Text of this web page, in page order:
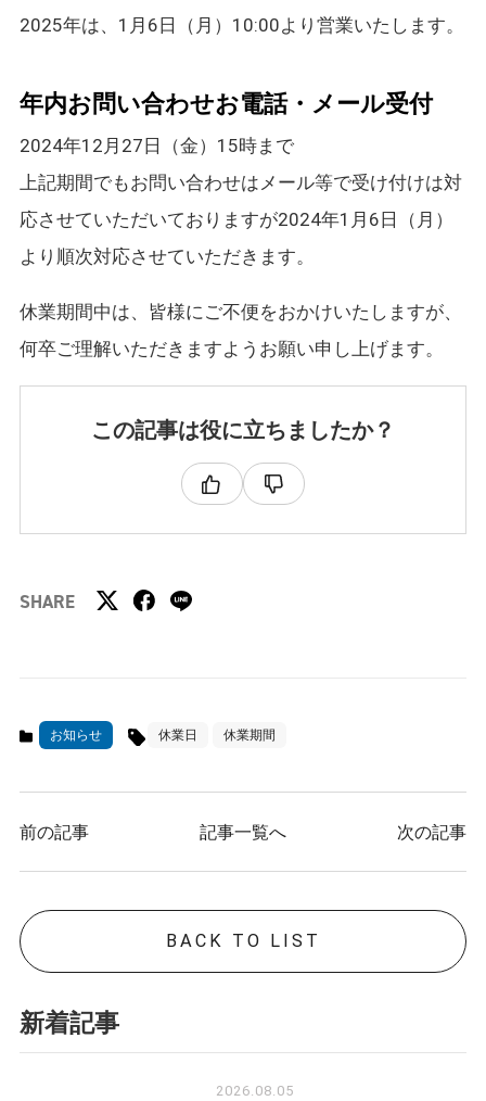
2025年は、1月6日（月）10:00より営業いたします。
年内お問い合わせお電話・メール受付
2024年12月27日（金）15時まで
上記期間でもお問い合わせはメール等で受け付けは対
応させていただいておりますが2024年1月6日（月）
より順次対応させていただきます。
休業期間中は、皆様にご不便をおかけいたしますが、
何卒ご理解いただきますようお願い申し上げます。
この記事は役に立ちましたか？
SHARE
お知らせ 休業日 休業期間
前の記事 記事一覧へ 次の記事
BACK TO LIST
新着記事
2026.08.05